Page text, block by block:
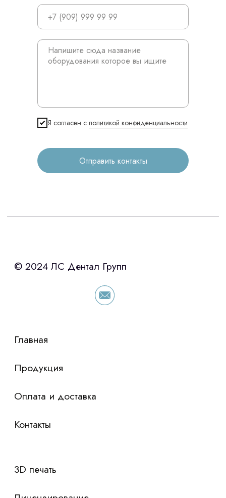
Я согласен с политикой конфиденциальности
Отправить контакты
3D печать
Оплата и доставка